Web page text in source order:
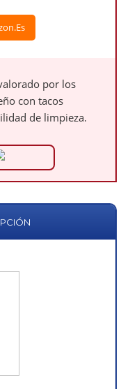
por los
con tacos
de limpieza.